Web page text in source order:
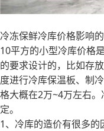
冷冻保鲜冷库价格影响
10平方的小型冷库价格
的要求设计的，比如存
度进行冷库保温板、制
格大概在2万~4万左右
定。
1、冷库的造价有很多的